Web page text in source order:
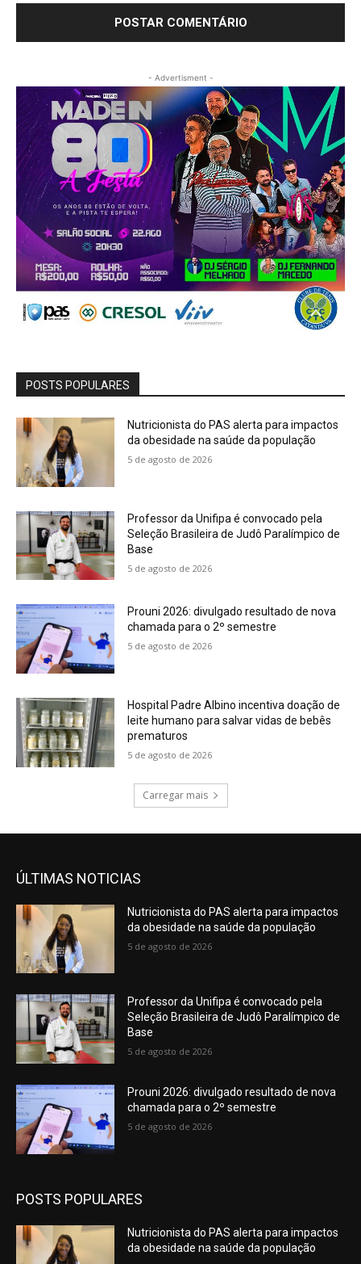
- Advertisment -
POSTS POPULARES
Nutricionista do PAS alerta para impactos
da obesidade na saúde da população
5 de agosto de 2026
Professor da Unifipa é convocado pela
Seleção Brasileira de Judô Paralímpico de
Base
5 de agosto de 2026
Prouni 2026: divulgado resultado de nova
chamada para o 2º semestre
5 de agosto de 2026
Hospital Padre Albino incentiva doação de
leite humano para salvar vidas de bebês
prematuros
5 de agosto de 2026
Carregar mais
ÚLTIMAS NOTICIAS
Nutricionista do PAS alerta para impactos
da obesidade na saúde da população
5 de agosto de 2026
Professor da Unifipa é convocado pela
Seleção Brasileira de Judô Paralímpico de
Base
5 de agosto de 2026
Prouni 2026: divulgado resultado de nova
chamada para o 2º semestre
5 de agosto de 2026
POSTS POPULARES
Nutricionista do PAS alerta para impactos
da obesidade na saúde da população